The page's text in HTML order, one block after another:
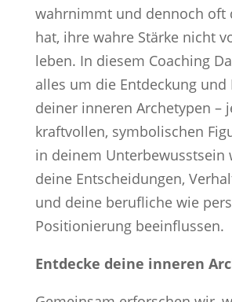
wahrnimmt und dennoch oft
hat, ihre wahre Stärke nicht
leben. In diesem Coaching
alles um die Entdeckung
deiner inneren Archetypen –
kraftvollen, symbolischen
in deinem Unterbewusstsein
deine Entscheidungen,
und deine berufliche wie
Positionierung beeinflussen.
Entdecke deine inneren